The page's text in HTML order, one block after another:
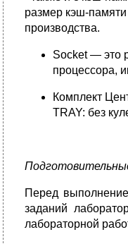
размер кэш-памяти
производства.
Socket — это
процессора,
Комплект
TRAY: без
Перед
заданий
лабораторной